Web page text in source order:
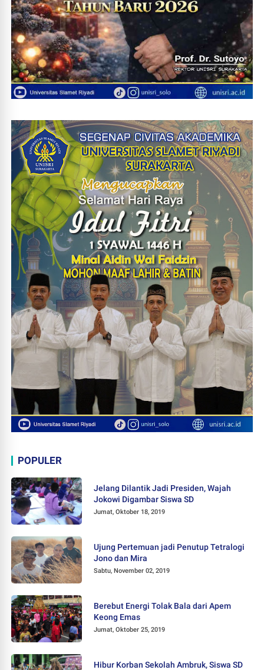
POPULER
Jelang Dilantik Jadi Presiden, Wajah
Jokowi Digambar Siswa SD
Jumat, Oktober 18, 2019
Ujung Pertemuan jadi Penutup Tetralogi
Jono dan Mira
Sabtu, November 02, 2019
Berebut Energi Tolak Bala dari Apem
Keong Emas
Jumat, Oktober 25, 2019
Hibur Korban Sekolah Ambruk, Siswa SD